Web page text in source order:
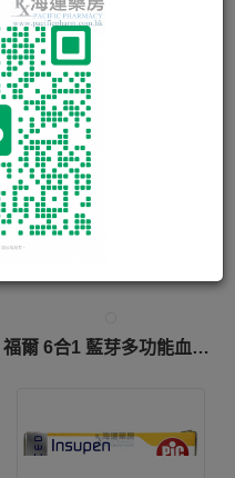
福爾 6合1 藍芽多功能血糖機 Fora 6 Connect Multi-Functional Monitoring System